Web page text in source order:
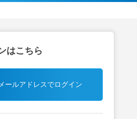
はこちら
ールアドレスでログイン